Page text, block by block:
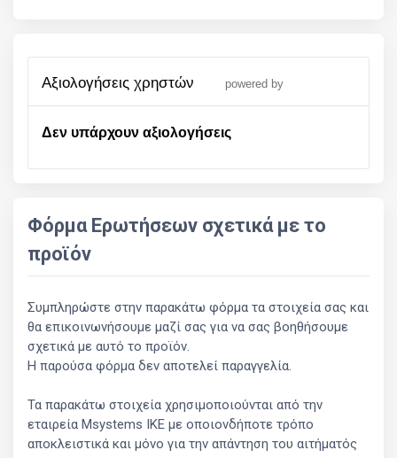
αξιολογήσεις χρηστών powered by
Δεν υπάρχουν αξιολογήσεις
Φόρμα Ερωτήσεων σχετικά με το
προϊόν
Συμπληρώστε στην παρακάτω φόρμα τα στοιχεία σας και
θα επικοινωνήσουμε μαζί σας για να σας βοηθήσουμε
σχετικά με αυτό το προϊόν.
Η παρούσα φόρμα δεν αποτελεί παραγγελία.
Τα παρακάτω στοιχεία χρησιμοποιούνται από την
εταιρεία Msystems ΙΚΕ με οποιονδήποτε τρόπο
αποκλειστικά και μόνο για την απάντηση του αιτήματός